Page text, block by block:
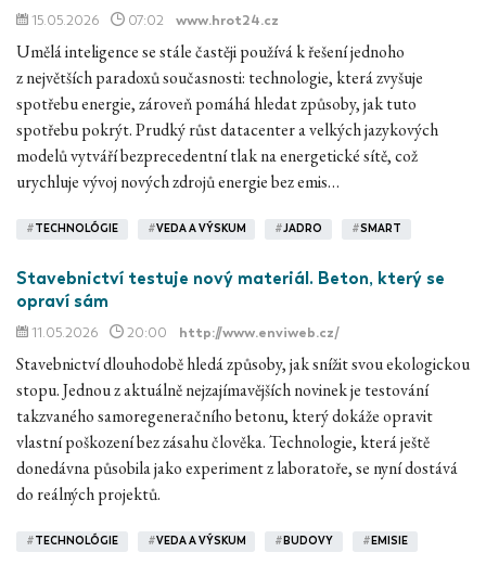
15.05.2026 07:02 www.hrot24.cz
Umělá inteligence se stále častěji používá k řešení jednoho
z největších paradoxů současnosti: technologie, která zvyšuje
spotřebu energie, zároveň pomáhá hledat způsoby, jak tuto
spotřebu pokrýt. Prudký růst datacenter a velkých jazykových
modelů vytváří bezprecedentní tlak na energetické sítě, což
urychluje vývoj nových zdrojů energie bez emis…
#TECHNOLÓGIE #VEDA A VÝSKUM #JADRO #SMART
Stavebnictví testuje nový materiál. Beton, který se
opraví sám
11.05.2026 20:00 http://www.enviweb.cz/
Stavebnictví dlouhodobě hledá způsoby, jak snížit svou ekologickou
stopu. Jednou z aktuálně nejzajímavějších novinek je testování
takzvaného samoregeneračního betonu, který dokáže opravit
vlastní poškození bez zásahu člověka. Technologie, která ještě
donedávna působila jako experiment z laboratoře, se nyní dostává
do reálných projektů.
#TECHNOLÓGIE #VEDA A VÝSKUM # BUDOVY # EMISIE